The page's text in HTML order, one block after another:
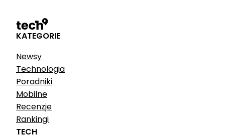
KATEGORIE
Newsy
Technologia
Poradniki
Mobilne
Recenzje
Rankingi
TECH